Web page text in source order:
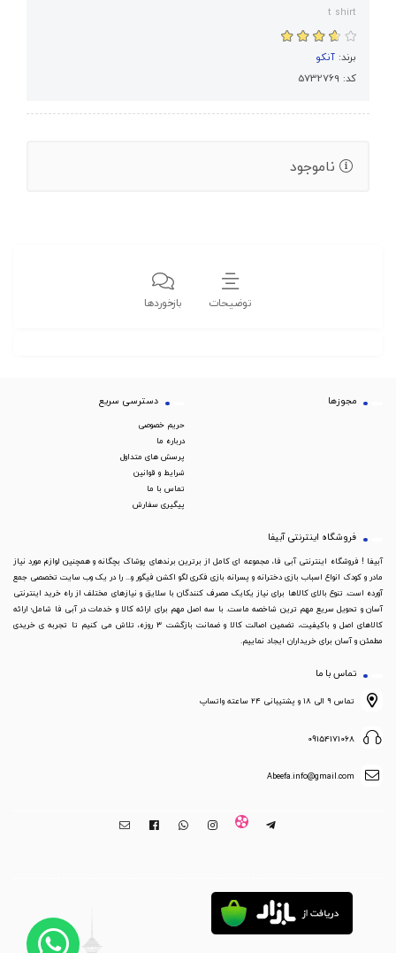
t shirt
برند: آنکو
کد: 5732769
ناموجود
توضیحات بازخوردها
مجوزها دسترسی سریع
حریم خصوصی
درباره ما
پرسش های متداول
شرایط و قوانین
تماس با ما
پیگیری سفارش
فروشگاه اینترنتی آبیفا
آبیفا ! فروشگاه اینترنتی آبی فا، مجموعه ای کامل از برترین برندهای پوشاک بچگانه و همچنین لوازم مورد نیاز
مادر و کودک انواع اسباب بازی دخترانه و پسرانه بازی فکری لگو اکشن فیگور و... را در یک وب سایت تخصصی جمع
آورده است. تنوع بالای کالاها برای نیاز یکایک مصرف کنندگان با سلایق و نیازهای مختلف از راه خرید اینترنتی
آسان و تحویل سریع مهم ترین شاخصه ماست. با سه اصل مهم برای ارائه کالا و خدمات در آبی فا شامل؛ ارائه
کالاهای اصل و باکیفیت، تضمین اصالت کالا و ضمانت بازگشت 3 روزه، تلاش می کنیم تا تجربه ی خریدی
مطمئن و آسان برای خریداران ایجاد نماییم.
تماس با ما
تماس ۹ الی ۱۸ و پشتیبانی ۲۴ ساعته واتساپ
09154171068
Abeefa.info@gmail.com